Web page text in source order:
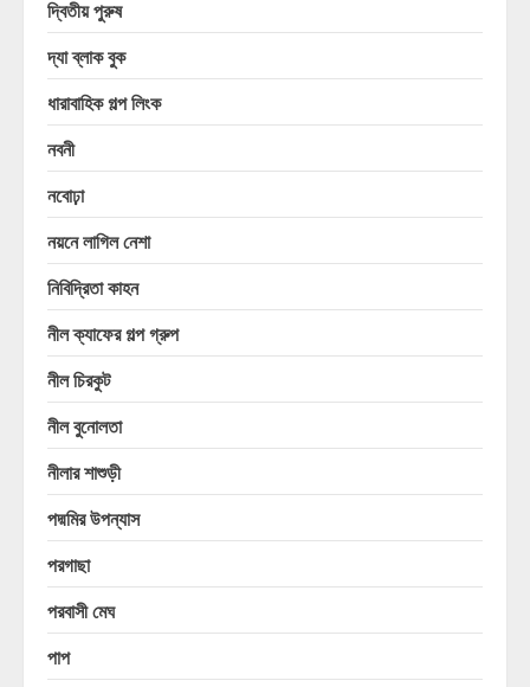
দ্বিতীয় পুরুষ
দ্যা ব্লাক বুক
ধারাবাহিক গল্প লিংক
নবনী
নবোঢ়া
নয়নে লাগিল নেশা
নিবিদ্রিতা কাহন
নীল ক্যাফের গল্প গ্রুপ
নীল চিরকুট
নীল বুনোলতা
নীলার শাশুড়ী
পদ্মমির উপন্যাস
পরগাছা
পরবাসী মেঘ
পাপ